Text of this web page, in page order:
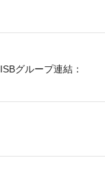
グループ連結：